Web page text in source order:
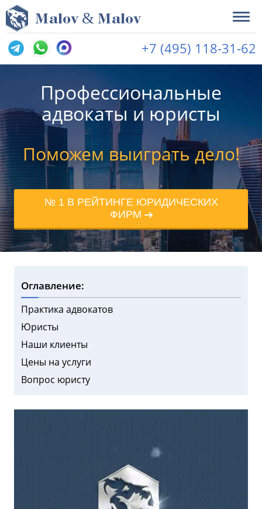
Malov & Malov
+7 (495) 118-31-62
Профессиональные
адвокаты и юристы
Поможем выиграть дело!
№ 1 В РЕЙТИНГЕ ЮРИДИЧЕСКИХ
ФИРМ
Оглавление:
Практика адвокатов
Юристы
Наши клиенты
Цены на услуги
Вопрос юристу